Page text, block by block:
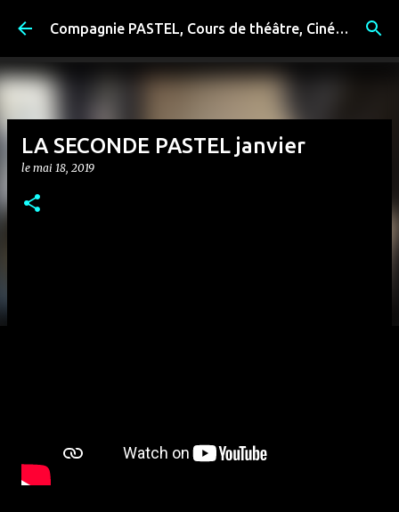
Accéder au contenu principal Compagnie PASTEL, Cours de théâtre, Cinéma, Exposition, Ateliers artistiques, Spectacle à Reims
LA SECONDE PASTEL janvier
le mai 18, 2019